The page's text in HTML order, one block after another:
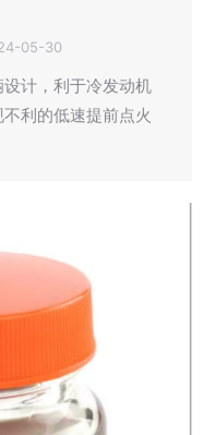
05-30
计，利于冷发动机
利的低速提前点火